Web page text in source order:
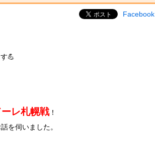
Facebook
💪
レ札幌戦！
を伺いました。